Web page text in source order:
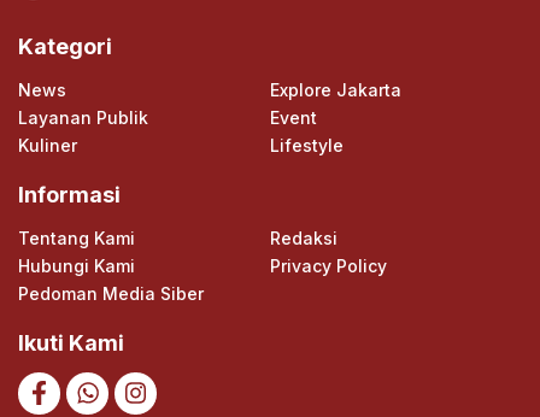
Kategori
News
Explore Jakarta
Layanan Publik
Event
Kuliner
Lifestyle
Informasi
Tentang Kami
Redaksi
Hubungi Kami
Privacy Policy
Pedoman Media Siber
Ikuti Kami